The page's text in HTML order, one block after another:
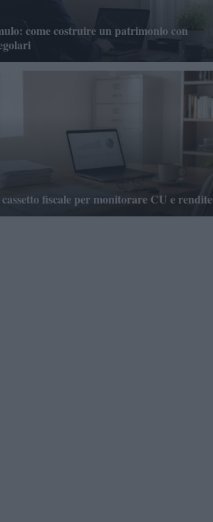
come costruire un patrimonio con
fiscale per monitorare CU e rendite